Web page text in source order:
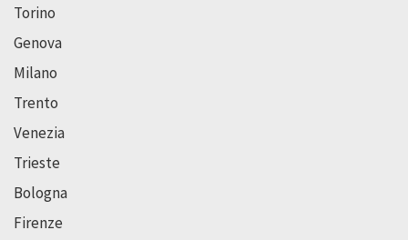
Torino
Genova
Milano
Trento
Venezia
Trieste
Bologna
Firenze